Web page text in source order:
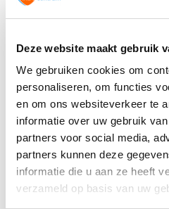
Deze website maakt gebruik
We gebruiken cookies om
personaliseren, om functies
en om ons websiteverkeer te
informatie over uw gebruik
partners voor social media,
partners kunnen deze
informatie die u aan ze heeft
verzameld op basis van uw
zorgbehoeften voor jouw
Dit biedt de mogelijkheid om
altijd de juiste materialen bij de
zorgverlener of hulpverlener
met name van belang voor
veel voorkomende
afgestemd de tas kan dus vele
Zowel de gevulde als de lege
gemakken voorzien in. De
en riempjes waardoor je
brengen en een goed